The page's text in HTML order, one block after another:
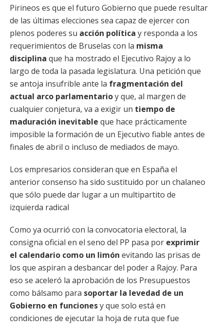
Pirineos es que el futuro Gobierno que puede resultar
de las últimas elecciones sea capaz de ejercer con
plenos poderes su acción política y responda a los
requerimientos de Bruselas con la misma
disciplina que ha mostrado el Ejecutivo Rajoy a lo
largo de toda la pasada legislatura. Una petición que
se antoja insufrible ante la fragmentación del
actual arco parlamentarioy que, al margen de
cualquier conjetura, va a exigir un tiempo de
maduración inevitable que hace prácticamente
imposible la formación de un Ejecutivo fiable antes de
finales de abril o incluso de mediados de mayo.
Los empresarios consideran que en España el
anterior consenso ha sido sustituido por un chalaneo
que sólo puede dar lugar a un multipartito de
izquierda radical
Como ya ocurrió con la convocatoria electoral, la
consigna oficial en el seno del PP pasa por exprimir
el calendario como un limón evitando las prisas de
los que aspiran a desbancar del poder a Rajoy. Para
eso se aceleró la aprobación de los Presupuestos
como bálsamo para soportar la levedad de un
Gobierno en funcionesy que solo está en
condiciones de ejecutar la hoja de ruta que fue